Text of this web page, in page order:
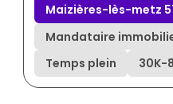
Maizières-lès-metz
Mandataire
Temps plein
30K-